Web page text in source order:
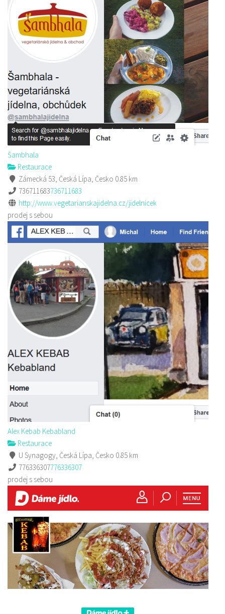
Šambhala
Restaurace
Zámecká 53, Česká Lípa, Česko 0.85 km
736711683736711683
http://www.vegetarianskajidelna.cz/jidelnicek
prodej s sebou
Alex Kebab Kebabland
Restaurace
U Synagogy, Česká Lípa, Česko 0.85 km
776336307776336307
prodej s sebou